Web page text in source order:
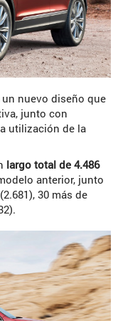
un nuevo diseño que
junto con
utilización de la
largo total de 4.486
anterior, junto
30 más de